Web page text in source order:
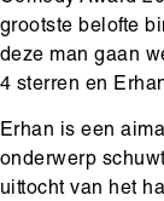
grootste belofte
deze man gaan
4 sterren en
Erhan is een
onderwerp
uittocht van het